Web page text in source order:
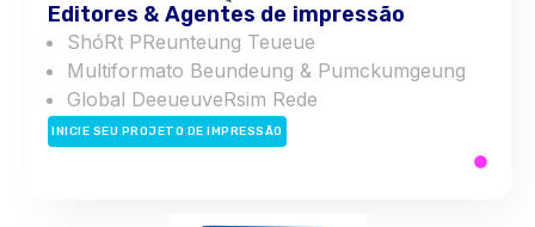
Editores & Agentes de impressão
ShóRt PReunteung Teueue
Multiformato Beundeung & Pumckumgeung
Global DeeueuveRsim Rede
INICIE SEU PROJETO DE IMPRESSÃO